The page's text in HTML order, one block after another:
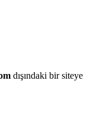
dışındaki bir siteye